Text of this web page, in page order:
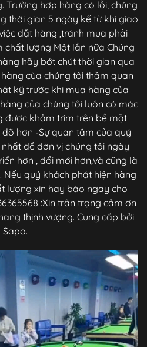
Trường hợp hàng có lỗi, chúng
thời gian 5 ngày kể từ khi giao
đặt hàng ,tránh mua phải
chất lượng Một lần nữa Chúng
hãy bớt chút thời gian qua
của chúng tôi thăm quan
kỹ trước khi mua hàng của
của chúng tôi luôn có mác
đươc khảm trìm trên bề mặt
hơn -Sự quan tâm của quý
để đơn vị chúng tôi ngày
hơn , đổi mới hơn,và cũng là
Nếu quý khách phát hiện hàng
lượng xin hay báo ngay cho
:Xin trân trọng cảm ơn
thịnh vượng. Cung cấp bởi
Sapo.